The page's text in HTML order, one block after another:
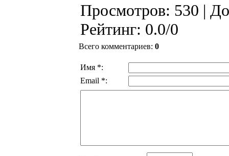
Просмотров: 530 |
Рейтинг: 0.0/0
Всего комментариев: 0
Имя *:
Email *: